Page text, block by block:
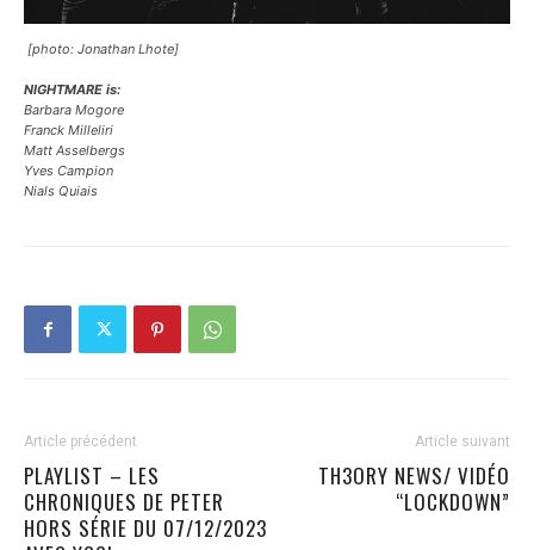
[photo: Jonathan Lhote]
NIGHTMARE is:
Barbara Mogore
Franck Milleliri
Matt Asselbergs
Yves Campion
Nials Quiais
Article précédent
PLAYLIST – LES
CHRONIQUES DE PETER
HORS SÉRIE DU 07/12/2023
Article suivant
TH3ORY NEWS/ VIDÉO
“LOCKDOWN”